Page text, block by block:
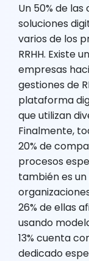
Un 50% de
soluciones
varios de los
RRHH. Existe
empresas
gestiones de
plataforma
que utilizan
Finalmente,
20% de
procesos
también es
26% de ellas
usando
13% cuenta
dedicado